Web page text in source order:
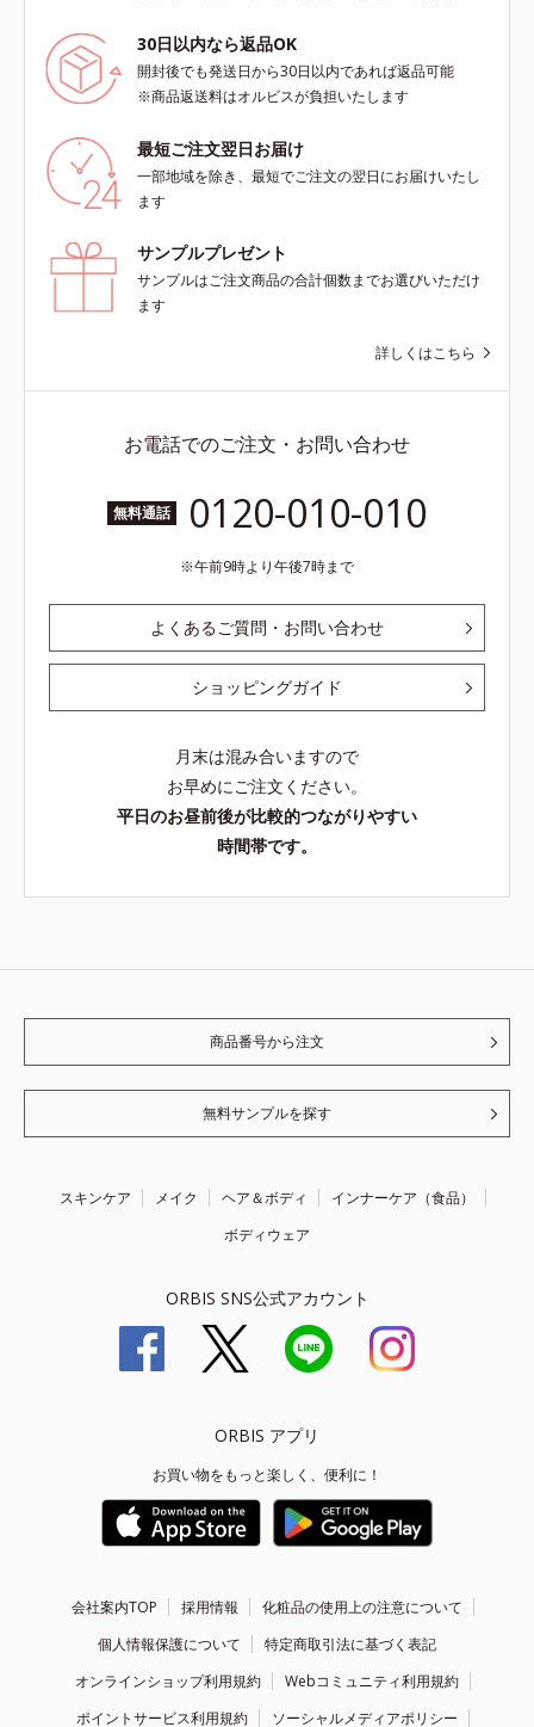
30日以内なら返品OK
開封後でも発送日から30日以内であれば返品可能
※商品返送料はオルビスが負担いたします
最短ご注文翌日お届け
一部地域を除き、最短でご注文の翌日にお届けいたし
ます
サンプルプレゼント
サンプルはご注文商品の合計個数までお選びいただけ
ます
詳しくはこちら
お電話でのご注文・お問い合わせ
無料通話 0120-010-010
午前9時より午後7時まで
よくあるご質問・お問い合わせ
ショッピングガイド
月末は混み合いますので
お早めにご注文ください。
平日のお昼前後が比較的つながりやすい
時間帯です。
商品番号から注文
無料サンプルを探す
スキンケア メイク ヘア＆ボディ
インナーケア（食品）
ボディウェア
ORBIS SNS公式アカウント
ORBIS アプリ
お買い物をもっと楽しく、便利に！
会社案内TOP 採用情報
化粧品の使用上の注意について
個人情報保護について
特定商取引法に基づく表記
オンラインショップ利用規約
Webコミュニティ利用規約
ポイントサービス利用規約
ソーシャルメディアポリシー